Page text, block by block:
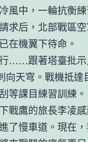
風中，一輪抗衡
求后，北部戰區
在機翼下待命。
……跟著塔臺批
向天穹。戰機抵
等課目練習訓練。
戰鷹的旅長李凌
了慢車道。現在